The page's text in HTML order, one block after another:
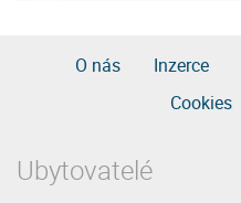
O nás Inzerce
Cookies
Ubytovatelé